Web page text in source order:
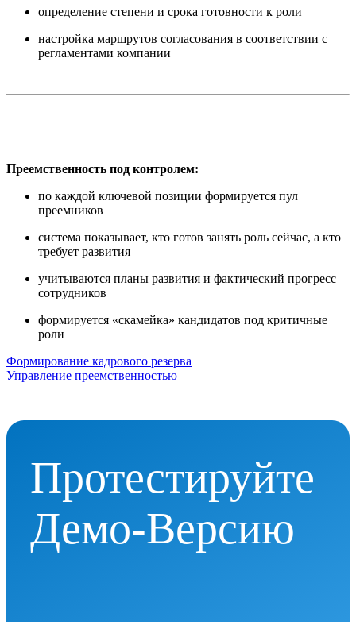
определение степени и срока готовности к роли
настройка маршрутов согласования в соответствии с
регламентами компании
Преемственность под контролем:
по каждой ключевой позиции формируется пул
преемников
система показывает, кто готов занять роль сейчас, а кто
требует развития
учитываются планы развития и фактический прогресс
сотрудников
формируется «скамейка» кандидатов под критичные
роли
Формирование кадрового резерва
Управление преемственностью
Протестируйте
Демо-Версию